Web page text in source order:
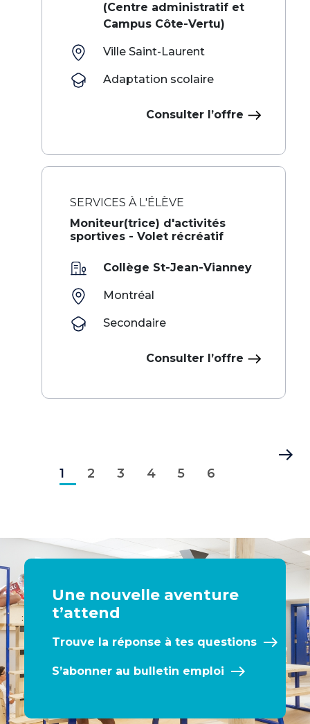
(Centre administratif et
Campus Côte-Vertu)
Ville Saint-Laurent
Adaptation scolaire
Consulter l’offre
SERVICES À L'ÉLÈVE
‌ ‍ ​‍​‍‌‍Moniteur(trice) d'activités
sportives - Volet récréatif​​​ ‌ ​‍‌‍‍‌‌‍‌ ‌‍‍‌‌‍ ‍​‍​‍​ ‍‍​‍​‍‌ ​ ‌‍​‌‌‍ ‍‌‍‍‌‌ ‌​‌ ‍‌​‍ ‍‌‍‍‌‌‍ ​‍​‍​‍ ​​‍​‍‌‍‍​‌ ​‍‌‍‌‌‌‍‌‍​‍​‍​ ‍‍​‍​‍‌‍‍​‌ ‌​‌ ‌​‌ ​​‌ ​ ​ ‍‍​‍ ​‍ ‌‍​ ‌ ​ ‌‍‍‍‌ ‌‍​‍ ‌‌ ​ ‌ ‌​‌ ‌‌‌‍‌​‌‍‍‌‌‍ ​
Collège St-Jean-Vianney
Montréal
Secondaire
Consulter l’offre
courante
1
2
3
4
5
6
Dernière
Une nouvelle aventure
t’attend
Trouve la réponse à tes questions
S’abonner au bulletin emploi